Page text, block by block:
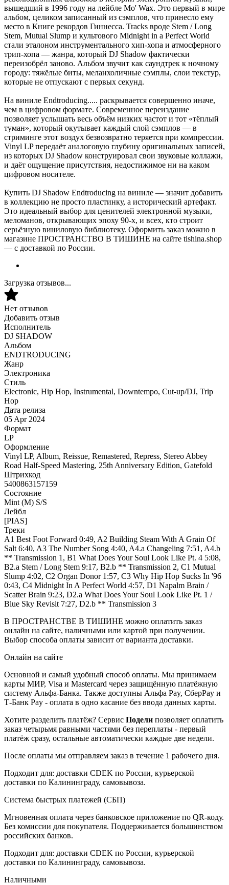
вышедший в 1996 году на лейбле Mo' Wax. Это первый в мире
альбом, целиком записанный из сэмплов, что принесло ему
место в Книге рекордов Гиннесса. Tracks вроде Stem / Long
Stem, Mutual Slump и культового Midnight in a Perfect World
стали эталоном инструментального хип-хопа и атмосферного
трип-хопа — жанра, который DJ Shadow фактически
переизобрёл заново. Альбом звучит как саундтрек к ночному
городу: тяжёлые биты, меланхоличные сэмплы, слои текстур,
которые не отпускают с первых секунд.
На виниле Endtroducing..... раскрывается совершенно иначе,
чем в цифровом формате. Современное переиздание
позволяет услышать весь объём низких частот и тот «тёплый
туман», который окутывает каждый слой сэмплов — в
стриминге этот воздух безвозвратно теряется при компрессии.
Vinyl LP передаёт аналоговую глубину оригинальных записей,
из которых DJ Shadow конструировал свои звуковые коллажи,
и даёт ощущение присутствия, недостижимое ни на каком
цифровом носителе.
Купить DJ Shadow Endtroducing на виниле — значит добавить
в коллекцию не просто пластинку, а исторический артефакт.
Это идеальный выбор для ценителей электронной музыки,
меломанов, открывающих эпоху 90-х, и всех, кто строит
серьёзную виниловую библиотеку. Оформить заказ можно в
магазине ПРОСТРАНСТВО В ТИШИНЕ на сайте tishina.shop
— с доставкой по России.
Загрузка отзывов...
Нет отзывов
Добавить отзыв
Исполнитель
DJ SHADOW
Альбом
ENDTRODUCING
Жанр
Электроника
Стиль
Electronic, Hip Hop, Instrumental, Downtempo, Cut-up/DJ, Trip
Hop
Дата релиза
05 Apr 2024
Формат
LP
Оформление
Vinyl LP, Album, Reissue, Remastered, Repress, Stereo Abbey
Road Half-Speed Mastering, 25th Anniversary Edition, Gatefold
Штрихкод
5400863157159
Состояние
Mint (M) S/S
Лейбл
[PIAS]
Треки
A1 Best Foot Forward 0:49, A2 Building Steam With A Grain Of
Salt 6:40, A3 The Number Song 4:40, A4.a Changeling 7:51, A4.b
** Transmission 1, B1 What Does Your Soul Look Like Pt. 4 5:08,
B2.a Stem / Long Stem 9:17, B2.b ** Transmission 2, C1 Mutual
Slump 4:02, C2 Organ Donor 1:57, C3 Why Hip Hop Sucks In '96
0:43, C4 Midnight In A Perfect World 4:57, D1 Napalm Brain /
Scatter Brain 9:23, D2.a What Does Your Soul Look Like Pt. 1 /
Blue Sky Revisit 7:27, D2.b ** Transmission 3
В ПРОСТРАНСТВЕ В ТИШИНЕ можно оплатить заказ
онлайн на сайте, наличными или картой при получении.
Выбор способа оплаты зависит от варианта доставки.
Онлайн на сайте
Основной и самый удобный способ оплаты. Мы принимаем
карты МИР, Visa и Mastercard через защищённую платёжную
систему Альфа-Банка. Также доступны Альфа Pay, СберPay и
Т-Банк Pay - оплата в одно касание без ввода данных карты.
Хотите разделить платёж? Сервис Подели позволяет оплатить
заказ четырьмя равными частями без переплаты - первый
платёж сразу, остальные автоматически каждые две недели.
После оплаты мы отправляем заказ в течение 1 рабочего дня.
Подходит для: доставки CDEK по России, курьерской
доставки по Калининграду, самовывоза.
Система быстрых платежей (СБП)
Мгновенная оплата через банковское приложение по QR-коду.
Без комиссии для покупателя. Поддерживается большинством
российских банков.
Подходит для: доставки CDEK по России, курьерской
доставки по Калининграду, самовывоза.
Наличными